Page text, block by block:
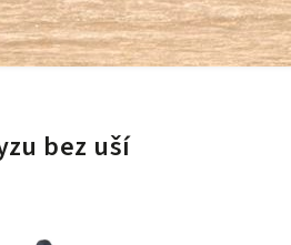
bez uší